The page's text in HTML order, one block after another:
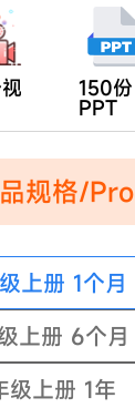
150份
PPT
规格/
上册 1个月
上册 6个月
级上册 1年